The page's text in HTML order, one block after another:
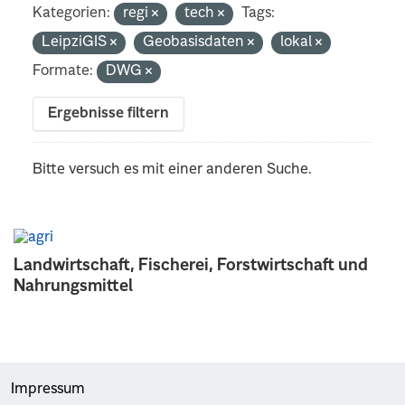
Landwirtschaft, Fischerei, Forstwirtschaft und
Nahrungsmittel
Kategorien: regi tech
Tags:
LeipziGIS
Geobasisdaten
lokal
Formate:
DWG
Ergebnisse filtern
Bitte versuch es mit einer anderen Suche.
Impressum